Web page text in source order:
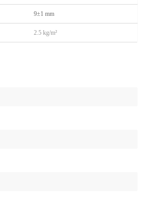
9±1 mm
2.5 kg/m²